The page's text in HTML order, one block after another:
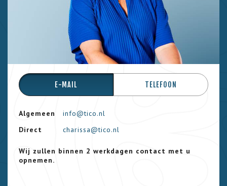
E-MAIL TELEFOON
Algemeen
info@tico.nl
Direct
charissa@tico.nl
Wij zullen binnen 2 werkdagen contact met u
opnemen.